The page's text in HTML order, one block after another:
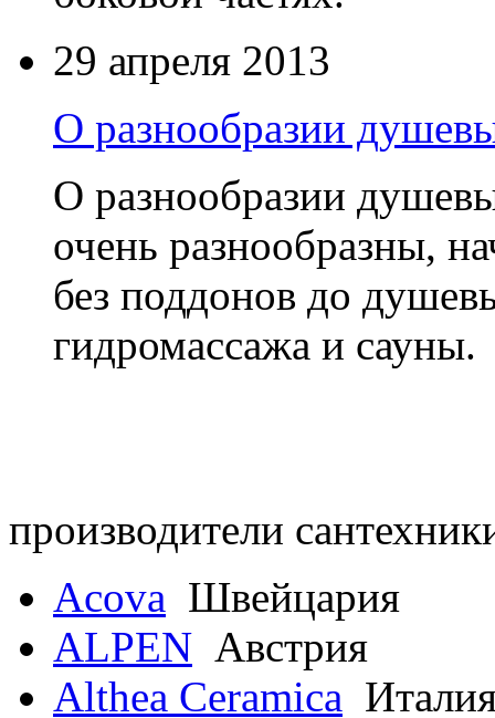
29 апреля 2013
О разнообразии
О разнообразии
очень разнообразны,
без поддонов до
гидромассажа и сауны.
производители
Acova Швейцария
ALPEN Австрия
Althea Ceramica